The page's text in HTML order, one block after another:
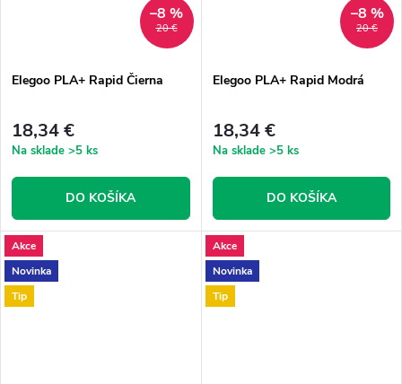
20 €
–8 %
Elegoo PLA+ Rapid Čierna
18,34 €
Na sklade >5 ks
DO KOŠÍKA
20 €
–8 %
Elegoo PLA+ Rapid Modrá
18,34 €
Na sklade >5 ks
DO KOŠÍKA
Akce
Novinka
Tip
Akce
Novinka
Tip